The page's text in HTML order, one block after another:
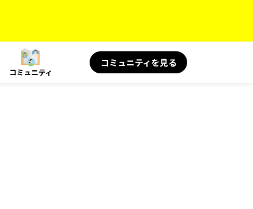
コミュニティ
コミュニティを見る